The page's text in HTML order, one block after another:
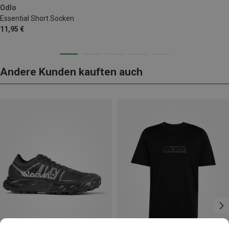
Odlo
Essential Short Socken
11,95 €
45|46|47
Andere Kunden kauften auch